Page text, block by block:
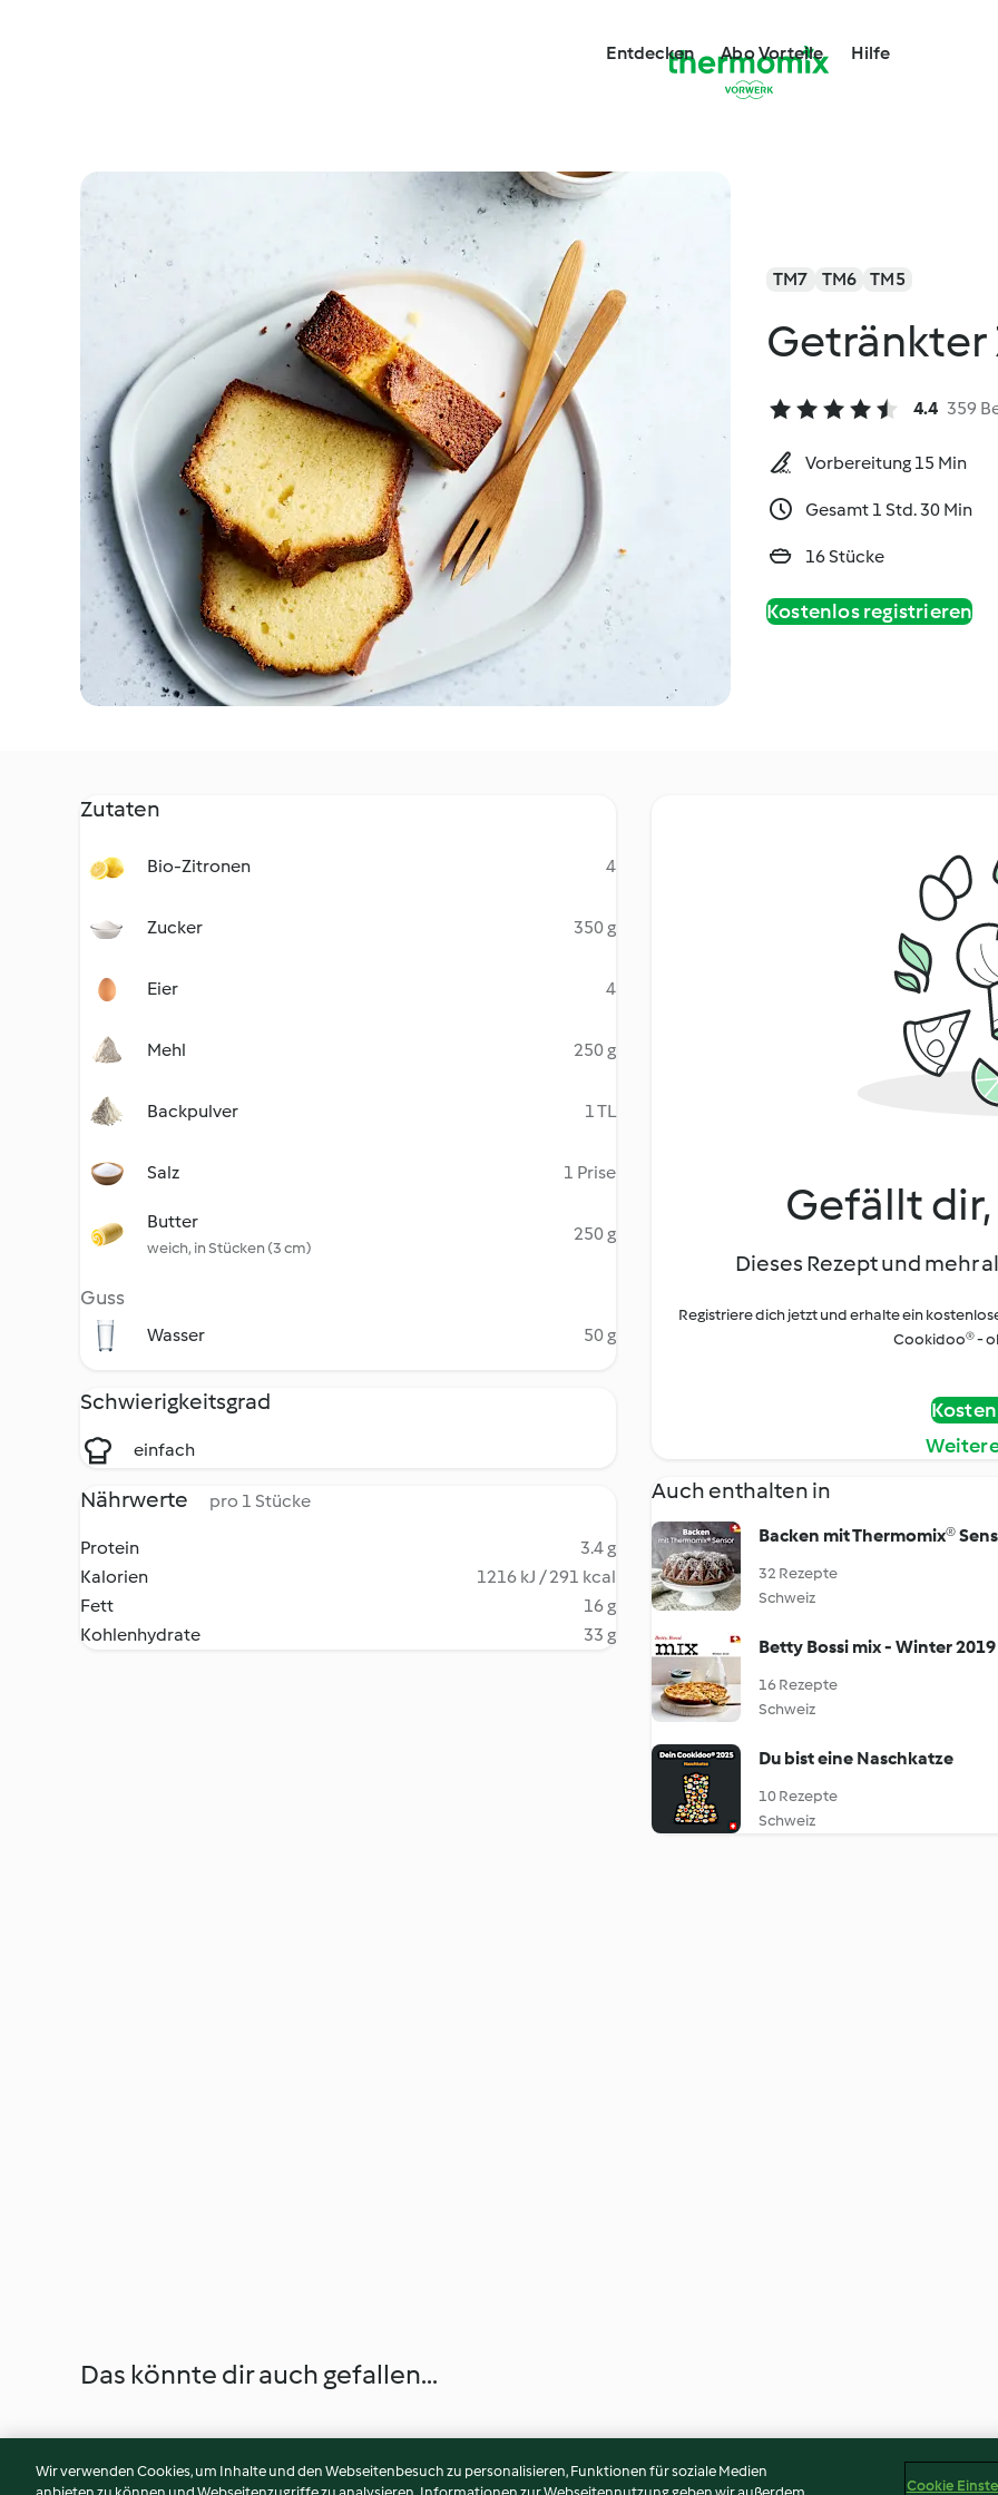
Entdecken Abo Vorteile Hilfe
TM7 TM6 TM5
4.4 359
Vorbereitung 15 Min
Gesamt 1 Std. 30 Min
16 Stücke
Kostenlos registrieren
Zutaten
Bio-Zitronen 4
Zucker 350 g
Eier 4
Mehl 250 g
Backpulver 1 TL
Salz 1 Prise
Butter
weich, in Stücken (3 cm)
250 g
Guss
Wasser 50 g
Schwierigkeitsgrad
einfach
Nährwerte pro 1 Stücke
Protein
3.4 g
Kalorien
1216 kJ / 291 kcal
Fett
16 g
Kohlenhydrate
33 g
Gefällt
Dieses Rezept und mehr
Registriere dich jetzt und erhalte ein
Cookidoo® -
Auch enthalten in
Backen mit Thermomix®
32 Rezepte
Schweiz
Betty Bossi mix - Winter 2019
16 Rezepte
Schweiz
Du bist eine Naschkatze
10 Rezepte
Schweiz
Das könnte dir auch gefallen...
Wir verwenden Cookies, um Inhalte und den Webseitenbesuch zu personalisieren, Funktionen für soziale Medien
Cookie